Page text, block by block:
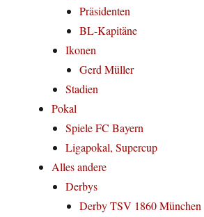
Präsidenten
BL-Kapitäne
Ikonen
Gerd Müller
Stadien
Pokal
Spiele FC Bayern
Ligapokal, Supercup
Alles andere
Derbys
Derby TSV 1860 München